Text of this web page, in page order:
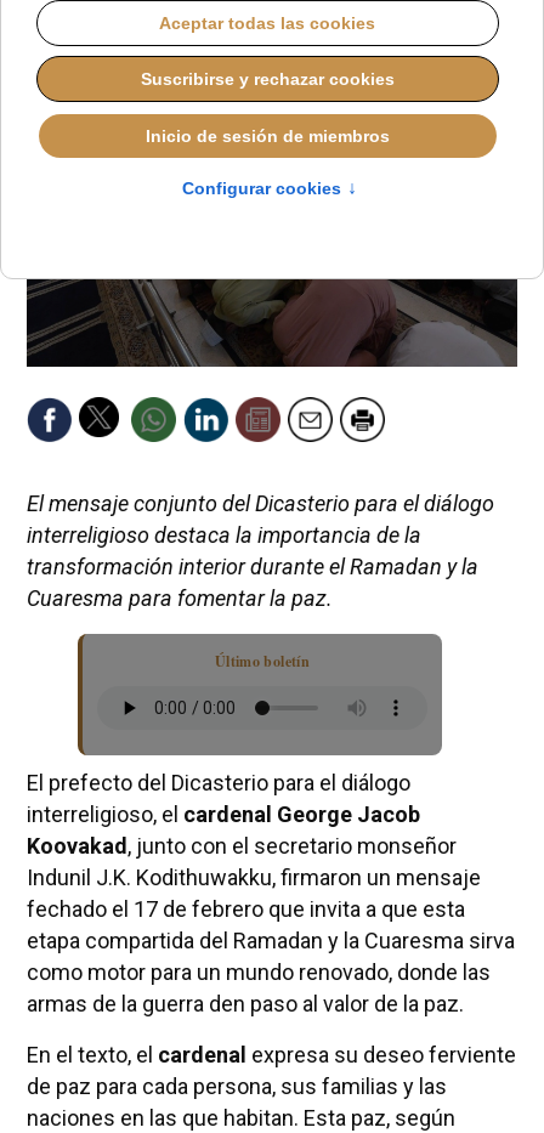
VIERNES, 20 FEBRERO 2026 19:20
El mensaje conjunto del Dicasterio para el diálogo
interreligioso destaca la importancia de la
transformación interior durante el Ramadan y la
Cuaresma para fomentar la paz.
Último boletín
El prefecto del Dicasterio para el diálogo
interreligioso, el cardenal George Jacob
Koovakad, junto con el secretario monseñor
Indunil J.K. Kodithuwakku, firmaron un mensaje
fechado el 17 de febrero que invita a que esta
etapa compartida del Ramadan y la Cuaresma sirva
como motor para un mundo renovado, donde las
armas de la guerra den paso al valor de la paz.
En el texto, el cardenal expresa su deseo ferviente
de paz para cada persona, sus familias y las
naciones en las que habitan. Esta paz, según